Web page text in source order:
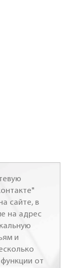
сайте, в
на адрес
и
от